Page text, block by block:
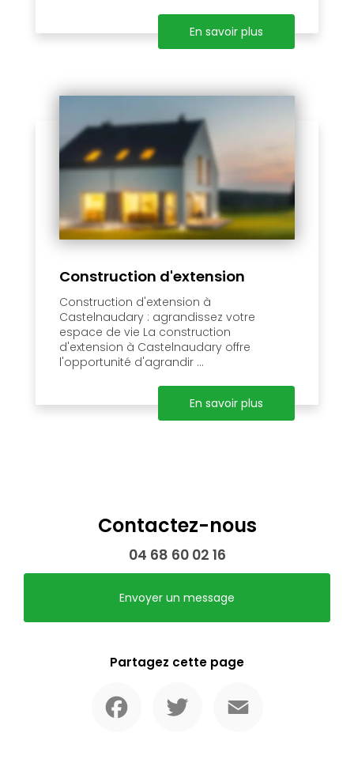
En savoir plus
Construction d'extension
Construction d'extension à
Castelnaudary : agrandissez votre
espace de vie La construction
d'extension à Castelnaudary offre
l'opportunité d'agrandir ...
En savoir plus
Contactez-nous
04 68 60 02 16
Envoyer un message
Partagez cette page